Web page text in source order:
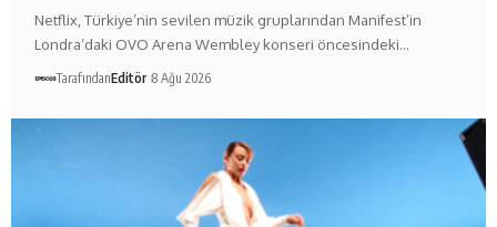
Netflix, Türkiye’nin sevilen müzik gruplarından Manifest’in
Londra’daki OVO Arena Wembley konseri öncesindeki…
TarafındanEditör 8 Ağu 2026